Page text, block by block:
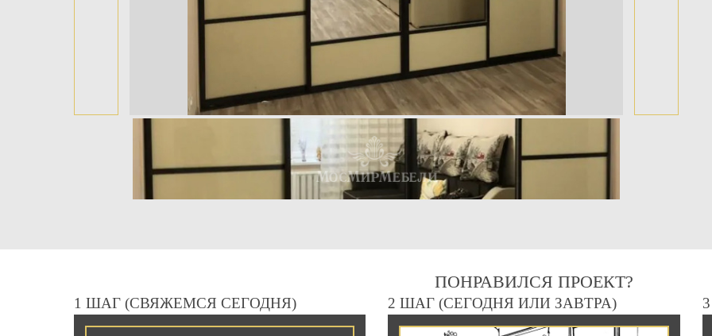
ПОНРАВИЛСЯ ПРОЕКТ?
1 ШАГ (СВЯЖЕМСЯ СЕГОДНЯ) 2 ШАГ (СЕГОДНЯ ИЛИ ЗАВТРА)